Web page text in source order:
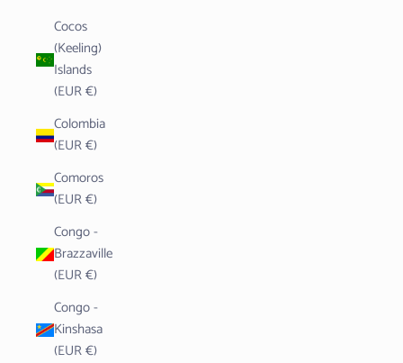
Cocos
(Keeling)
Islands
(EUR €)
Colombia
(EUR €)
Comoros
(EUR €)
Congo -
Brazzaville
(EUR €)
Congo -
Kinshasa
(EUR €)